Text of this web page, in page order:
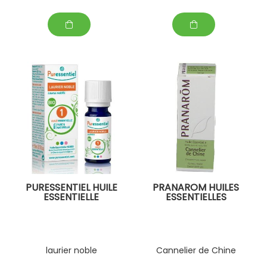
PURESSENTIEL HUILE
ESSENTIELLE
laurier noble
PRANAROM HUILES
ESSENTIELLES
Cannelier de Chine